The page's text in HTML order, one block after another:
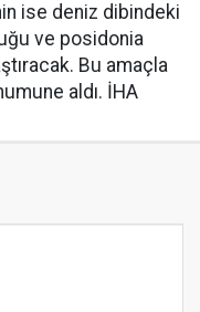
ise deniz dibindeki
ve posidonia
Bu amaçla
aldı. İHA